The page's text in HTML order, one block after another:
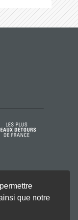
que notre